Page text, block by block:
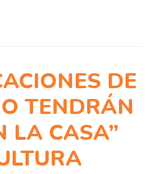
DE
TENDRÁN
LA CASA”